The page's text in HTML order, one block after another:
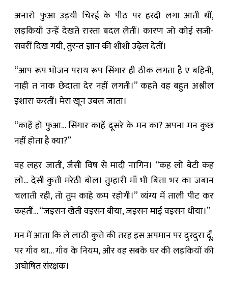
अनारो फुआ उड़यी चिरई के पीठ पर हरदी लगा आती थीं,
लड़कियाँ उन्हें देखते रास्ता बदल लेतीं। कारण जो कोई सजी-
सवरींं दिख गयी, तुरन्त ज्ञान की शीशी उढ़ेल देतीं।
“आप रूप भोजन पराय रूप सिंगार ही ठीक लगता है ए बहिनी,
नाही त नाक छेदाता देर नहीं लगती।” कहते वह बहुत अश्लील
इशारा करतीं। मेरा ख़ून उबल जाता।
“काहें हो फुआ… सिंगार काहें दूसरे के मन का? अपना मन कुछ
नहीं होता है क्या?”
वह लहर जातीं, जैसी विष से मादी नागिन। “कह लो बेटी कह
लो… देसी कुत्ती मरेठी बोल। तुम्हारी माँ भी बित्ता भर का जबान
चलाती रही, तो तुम काहे कम रहोगी।” व्यंग्य में ताली पीट कर
कहतीं… “जइसन खेती वइसन बीया, जइसन माई वइसन धीया।”
मन में आता कि ले लाठी कुत्ते की तरह इस अपमान पर दुरदुरा दूँ,
पर गाँव था… गाँव के नियम, और वह सबके घर की लड़कियों की
अघोषित संरक्षक।